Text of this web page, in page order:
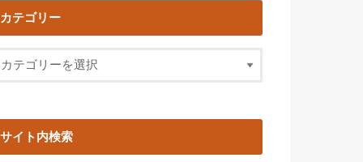
カテゴリー
サイト内検索